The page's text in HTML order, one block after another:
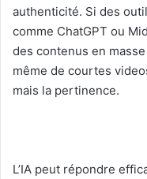
authenticité. Si des
comme ChatGPT ou
des contenus en
même de courtes
mais la pertinence.
L’IA peut répondre